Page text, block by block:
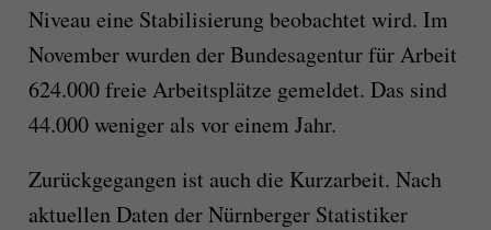
Niveau eine Stabilisierung beobachtet wird. Im
November wurden der Bundesagentur für Arbeit
624.000 freie Arbeitsplätze gemeldet. Das sind
44.000 weniger als vor einem Jahr.
Zurückgegangen ist auch die Kurzarbeit. Nach
aktuellen Daten der Nürnberger Statistiker